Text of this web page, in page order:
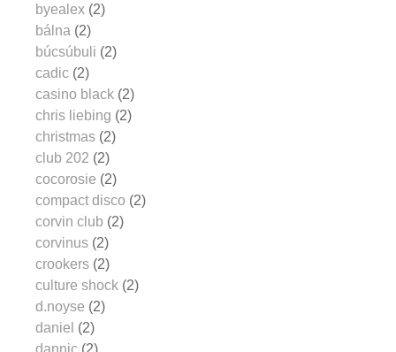
byealex (2)
bálna (2)
búcsúbuli (2)
cadic (2)
casino black (2)
chris liebing (2)
christmas (2)
club 202 (2)
cocorosie (2)
compact disco (2)
corvin club (2)
corvinus (2)
crookers (2)
culture shock (2)
d.noyse (2)
daniel (2)
dannic (2)